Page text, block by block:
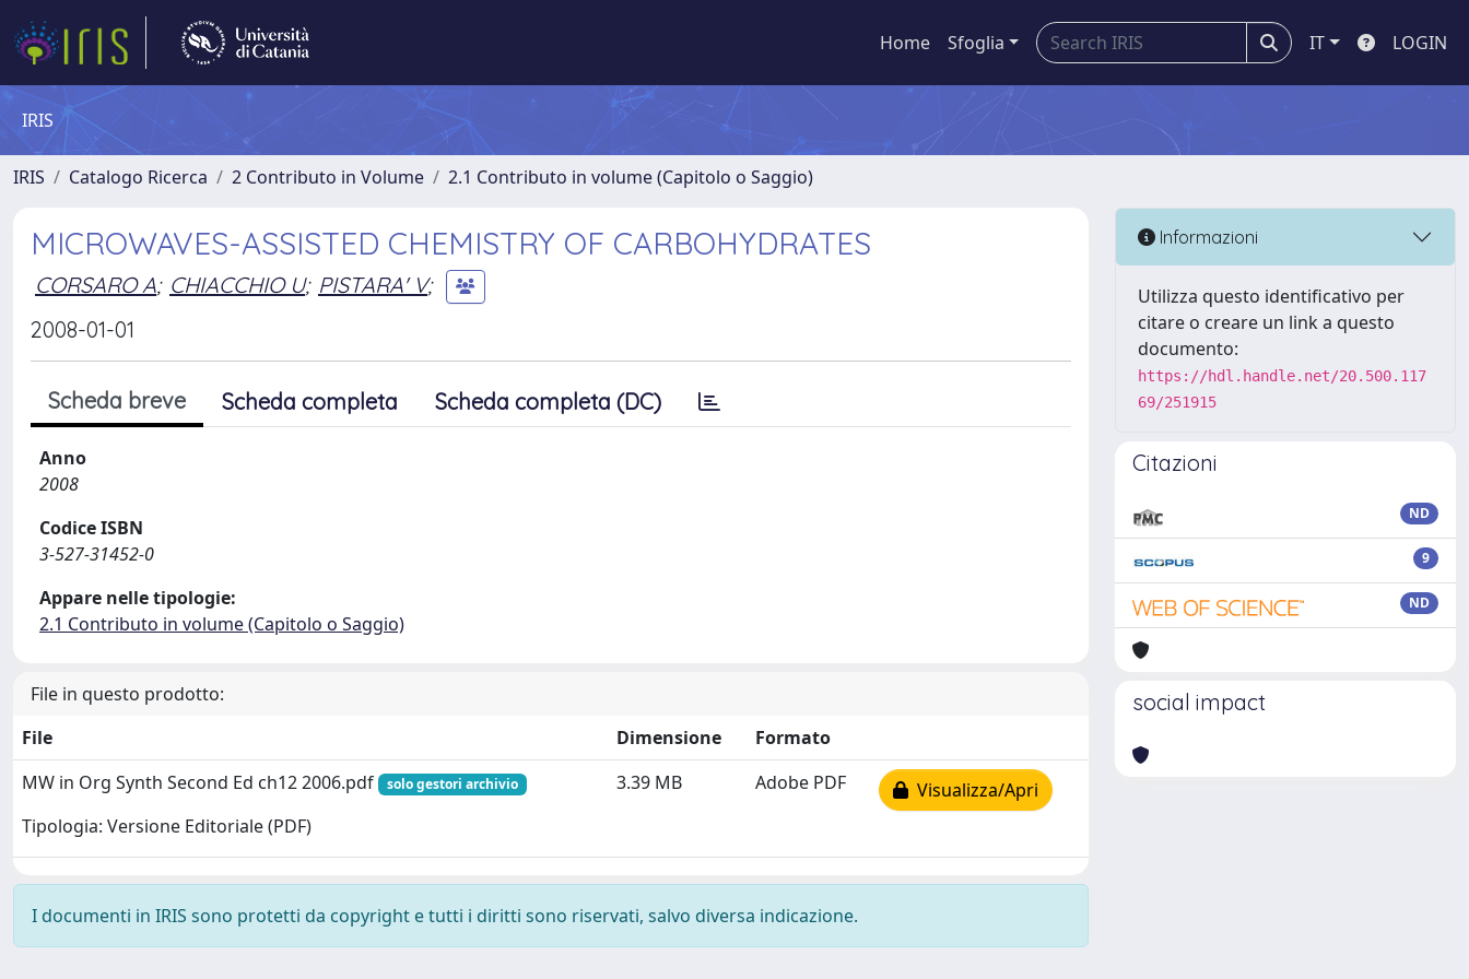
Home Sfoglia IT LOGIN
IRIS
IRIS Catalogo Ricerca 2 Contributo in Volume 2.1 Contributo in volume (Capitolo o Saggio)
MICROWAVES-ASSISTED CHEMISTRY OF CARBOHYDRATES
CORSARO A; CHIACCHIO U; PISTARA' V;
2008-01-01
Scheda breve Scheda completa Scheda completa (DC)
Anno
2008
Codice ISBN
3-527-31452-0
Appare nelle tipologie:
2.1 Contributo in volume (Capitolo o Saggio)
File in questo prodotto:
File
Dimensione
Formato
MW in Org Synth Second Ed ch12 2006.pdf
solo gestori archivio
Tipologia: Versione Editoriale (PDF)
3.39 MB Adobe PDF Visualizza/Apri
I documenti in IRIS sono protetti da copyright e tutti i diritti sono riservati, salvo diversa indicazione.
Informazioni
Utilizza questo identificativo per
citare o creare un link a questo
documento:
https://hdl.handle.net/20.500.117
69/251915
Citazioni
ND
9
ND
social impact